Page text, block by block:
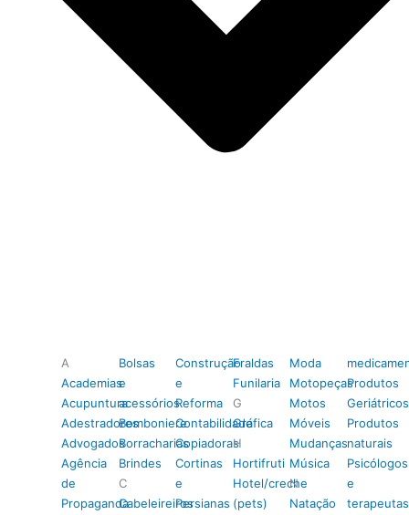
A
Academias
Acupuntura
Adestradores
Advogados
Agência
de
Propaganda
Bolsas
e
acessórios
Bomboniere
Borracharias
Brindes
C
Cabeleireiros
Construção
e
Reforma
Contabilidade
Copiadoras
Cortinas
e
Persianas
Fraldas
Funilaria
G
Gráfica
H
Hortifruti
Hotel/creche
(pets)
Moda
Motopeças
Motos
Móveis
Mudanças
Música
N
Natação
Produtos
Geriátricos
Produtos
naturais
Psicólogos
e
terapeutas